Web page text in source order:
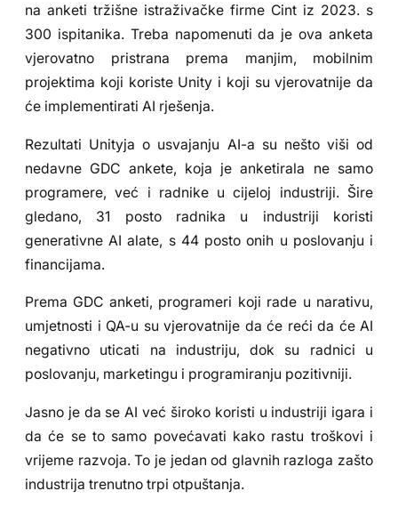
na anketi tržišne istraživačke firme Cint iz 2023. s
300 ispitanika. Treba napomenuti da je ova anketa
vjerovatno pristrana prema manjim, mobilnim
projektima koji koriste Unity i koji su vjerovatnije da
će implementirati AI rješenja.
Rezultati Unityja o usvajanju AI-a su nešto viši od
nedavne GDC ankete, koja je anketirala ne samo
programere, već i radnike u cijeloj industriji. Šire
gledano, 31 posto radnika u industriji koristi
generativne AI alate, s 44 posto onih u poslovanju i
financijama.
Prema GDC anketi, programeri koji rade u narativu,
umjetnosti i QA-u su vjerovatnije da će reći da će AI
negativno uticati na industriju, dok su radnici u
poslovanju, marketingu i programiranju pozitivniji.
Jasno je da se AI već široko koristi u industriji igara i
da će se to samo povećavati kako rastu troškovi i
vrijeme razvoja. To je jedan od glavnih razloga zašto
industrija trenutno trpi otpuštanja.